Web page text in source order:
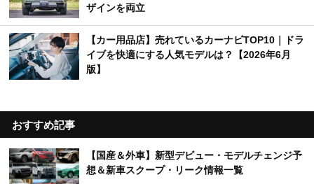
ザインを両立
【カー用品店】売れているカーナビTOP10｜ドラ
イブを快適にする人気モデルは？【2026年6月
版】
おすすめ記事
【国産＆外車】新型デビュー・モデルチェンジ予
想＆新車スクープ・リーク情報一覧